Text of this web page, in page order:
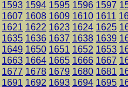
1593 1594 1595 1596 1597
1607 1608 1609 1610 1611
1621 1622 1623 1624 1625
1635 1636 1637 1638 1639
1649 1650 1651 1652 1653
1663 1664 1665 1666 1667
1677 1678 1679 1680 1681
1691 1692 1693 1694 1695